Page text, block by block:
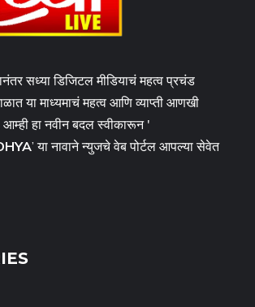
सध्या डिजिटल मीडियाचं महत्व प्रचंड
या माध्यमाचं महत्व आणि व्याप्ती आणखी
हा नवीन बदल स्वीकारून '
’ या नावाने न्युजचे वेब पोर्टल आपल्या सेवेत